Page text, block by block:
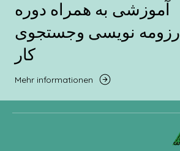
آموزشی به همراه دوره
رزومه نویسی وجستجوی
کار
Mehr informationen